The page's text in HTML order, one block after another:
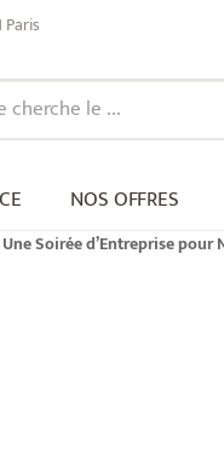
NOS OFFRES
Une Soirée d’Entreprise pour